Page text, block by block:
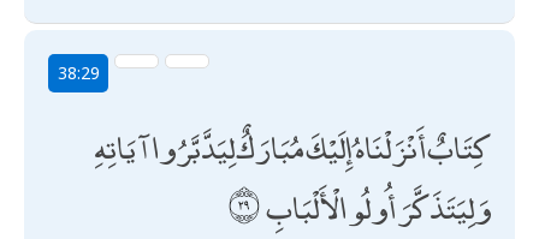
38:29
كِتَابٌ أَنْزَلْنَاهُ إِلَيْكَ مُبَارَكٌ لِيَدَّبَّرُوا آيَاتِهِ
وَلِيَتَذَكَّرَ أُولُو الْأَلْبَابِ